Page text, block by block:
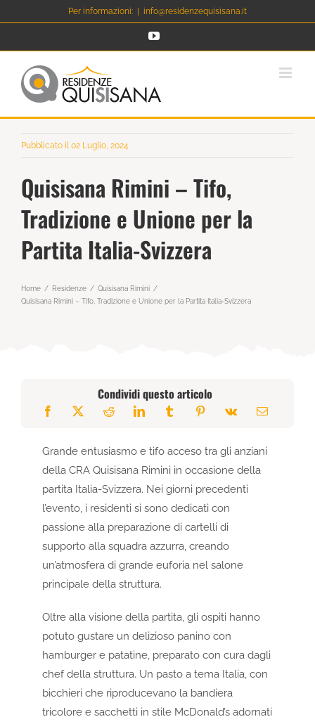
al
Per informazioni: info@residenzequisisana.it
YouTube
Pubblicato il 02 Luglio, 2024
Quisisana Rimini – Tifo,
Tradizione e Unione per la
Partita Italia-Svizzera
Home Residenze
Quisisana Rimini
Quisisana Rimini – Tifo, Tradizione e Unione per la Partita Italia-Svizzera
Condividi questo articolo
Grande entusiasmo e tifo acceso tra gli anziani
della CRA Quisisana Rimini in occasione della
partita Italia-Svizzera. Nei giorni precedenti
l’evento, i residenti si sono dedicati con
passione alla preparazione di cartelli di
supporto alla squadra azzurra, creando
un’atmosfera di grande euforia nel salone
principale della struttura.
Oltre alla visione della partita, gli ospiti hanno
potuto gustare un delizioso panino con
hamburger e patatine, preparato con cura dagli
chef della struttura. Un pasto a tema Italia, con
bicchieri che riproducevano la bandiera
tricolore e sacchetti in stile McDonald’s adornati